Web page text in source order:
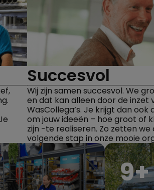
Succesvol
Wij zijn samen succesvol. We
en dat kan alleen door de inzet
WasCollega’s. Je krijgt dan ook
om jouw ideeën – hoe groot of
zijn -te realiseren. Zo zetten we
volgende stap in onze mooie
9+